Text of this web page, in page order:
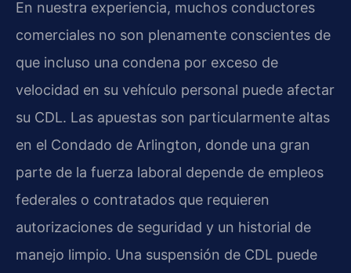
En nuestra experiencia, muchos conductores
comerciales no son plenamente conscientes de
que incluso una condena por exceso de
velocidad en su vehículo personal puede afectar
su CDL. Las apuestas son particularmente altas
en el Condado de Arlington, donde una gran
parte de la fuerza laboral depende de empleos
federales o contratados que requieren
autorizaciones de seguridad y un historial de
manejo limpio. Una suspensión de CDL puede